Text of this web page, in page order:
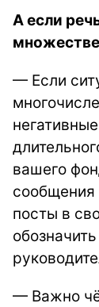
А если
— Если
вашего
сообщения
посты в
— Важно